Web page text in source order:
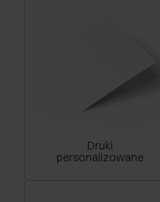
Druki
personalizowane